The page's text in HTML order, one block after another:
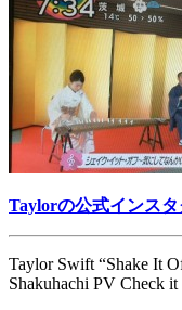
Taylorの公式インス
Taylor Swift “Shake It
Shakuhachi PV Check it